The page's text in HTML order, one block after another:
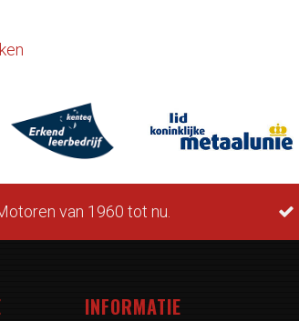
van 1960 tot nu.
INFORMATIE